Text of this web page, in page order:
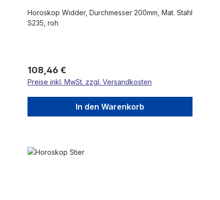
Horoskop Widder, Durchmesser 200mm, Mat. Stahl
S235, roh
Regulärer Preis:
108,46 €
Preise inkl. MwSt. zzgl. Versandkosten
In den Warenkorb